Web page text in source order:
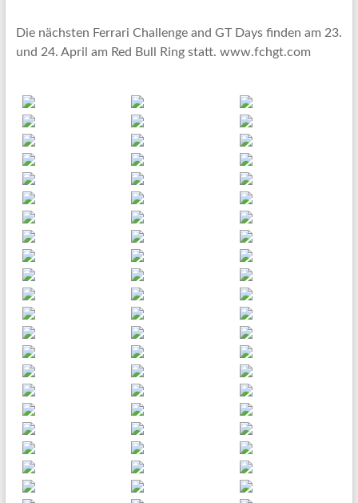
Die nächsten Ferrari Challenge and GT Days finden am 23.
und 24. April am Red Bull Ring statt. www.fchgt.com